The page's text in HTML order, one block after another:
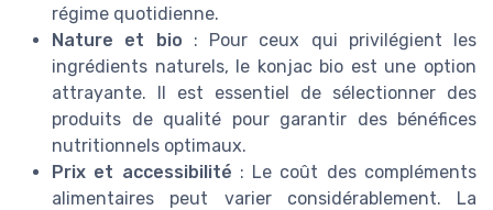
régime quotidienne.
Nature et bio : Pour ceux qui privilégient les
ingrédients naturels, le konjac bio est une option
attrayante. Il est essentiel de sélectionner des
produits de qualité pour garantir des bénéfices
nutritionnels optimaux.
Prix et accessibilité : Le coût des compléments
alimentaires peut varier considérablement. La